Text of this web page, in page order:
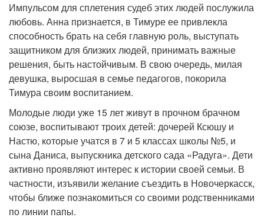
Импульсом для сплетения судеб этих людей послужила
любовь. Анна признается, в Тимуре ее привлекла
способность брать на себя главную роль, выступать
защитником для близких людей, принимать важные
решения, быть настойчивым. В свою очередь, милая
девушка, выросшая в семье педагогов, покорила
Тимура своим воспитанием.
Молодые люди уже 15 лет живут в прочном брачном
союзе, воспитывают троих детей: дочерей Ксюшу и
Настю, которые учатся в 7 и 5 классах школы №5, и
сына Даниса, выпускника детского сада «Радуга». Дети
активно проявляют интерес к истории своей семьи. В
частности, изъявили желание съездить в Новочеркасск,
чтобы ближе познакомиться со своими родственниками
по линии папы.